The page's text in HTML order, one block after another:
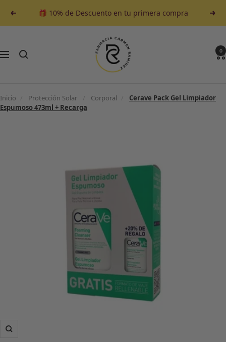
contenido
Anterior 🎁 10% de Descuento en tu primera compra
Navegación
Farmacia
Carmen
Ramirez
0
Inicio Protección Solar Corporal
Cerave Pack Gel Limpiador
Espumoso 473ml + Recarga
Zoom